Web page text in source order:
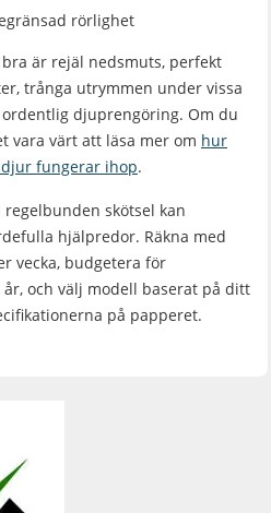
rörlighet
är rejäl nedsmuts, perfekt
trånga utrymmen under vissa
djuprengöring. Om du
vara värt att läsa mer om hur
fungerar ihop.
skötsel kan
hjälpredor. Räkna med
vecka, budgetera för
och välj modell baserat på ditt
på papperet.